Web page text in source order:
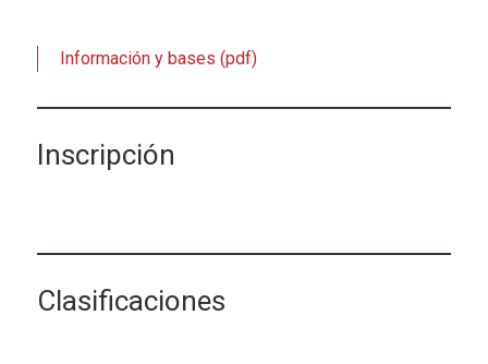
Información y bases (pdf)
Inscripción
Clasificaciones